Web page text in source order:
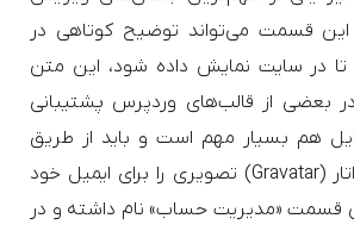
قسمت می‌تواند توضیح کوتاهی در
در سایت نمایش داده شود، این متن
بعضی از قالب‌های وردپرس پشتیبانی
هم بسیار مهم است و باید از طریق
سامانه جهانی گراواتار (Gravatar) تصویری را برای ایمیل خود
قسمت «مدیریت حساب» نام داشته و در